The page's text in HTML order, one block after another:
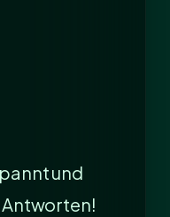
und
Antworten!